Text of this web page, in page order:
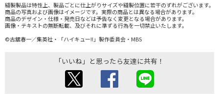
縫製製品は特性上、製品ごとに仕上がりサイズや縫製位置に若干のずれがございます。
商品の写真および画像はイメージです。実際の商品とは異なる場合があります。
商品のデザイン・仕様・発売日などは予告なく変更となる場合があります。
画像・テキストの無断転載、及びそれに準ずる行為を一切禁止いたします。
©古舘春一／集英社・「ハイキュー!!」製作委員会・MBS
「いいね」と思ったら友達に共有！